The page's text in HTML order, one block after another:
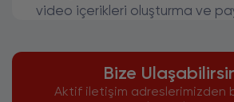
video içerikleri oluşturma ve
kullanıcıların profillerinde
bölümünde yer alabilir.
Bize
Aktif iletişim adreslerimizden